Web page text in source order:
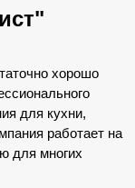
хорошо
для кухни,
работает на
для многих
питания.